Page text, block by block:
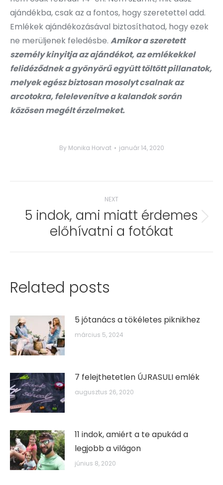
ajándékba, csak az a fontos, hogy szeretettel add.
Emlékek ajándékozásával biztosíthatod, hogy ezek
ne merüljenek feledésbe. Amikor a szeretett
személy kinyitja az ajándékot, az emlékekkel
felidéződnek a gyönyörű együtt töltött pillanatok,
melyek egész biztosan mosolyt csalnak az
arcotokra, felelevenítve a kalandok során
közösen megélt érzelmeket.
By Monika Horvat január 14, 2020
navigation
NEXT
Next
post:
5 indok, ami miatt érdemes
előhívatni a fotókat
Related posts
5 jótanács a tökéletes piknikhez
március 5, 2024
7 felejthetetlen ÚJRASULI emlék
augusztus 26, 2020
11 indok, amiért a te apukád a
legjobb a világon
június 8, 2020